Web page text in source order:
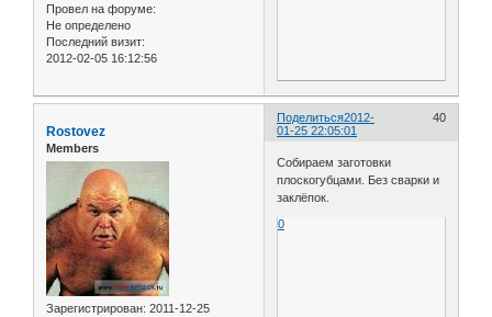
Провел на форуме:
Не определено
Последний визит:
2012-02-05 16:12:56
Поделиться 40
2012-
01-25 22:05:01
Rostovez
Members
Зарегистрирован: 2011-12-25
Собираем заготовки
плоскогубцами. Без сварки и
заклёпок.
0